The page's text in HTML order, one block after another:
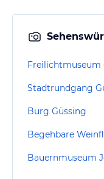
Freilichtmuseum
Stadtrundgang
Burg Güssing
Bauernmuseum